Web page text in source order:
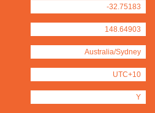
-32.75183
148.64903
Australia/Sydney
UTC+10
Y